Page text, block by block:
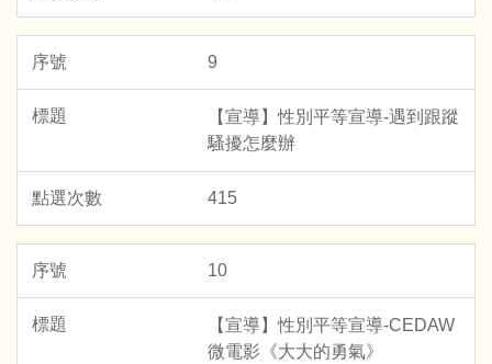
9
【宣導】性別平等宣導-遇到跟蹤
騷擾怎麼辦
415
10
【宣導】性別平等宣導-CEDAW
微電影《大大的勇氣》